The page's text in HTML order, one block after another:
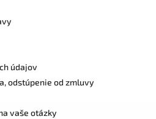
údajov
odstúpenie od zmluvy
vaše otázky